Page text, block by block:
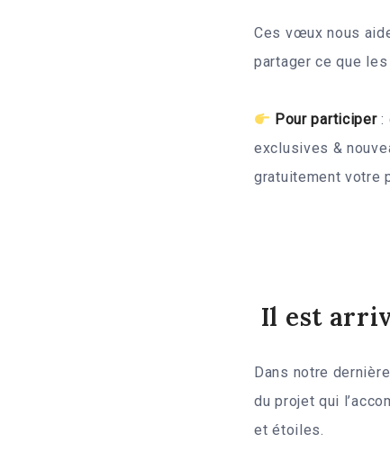
Ces vœux nous
partager ce que
Pour participer:
exclusives &
gratuitement votre
Il est
Dans notre
du projet qui
et étoiles.